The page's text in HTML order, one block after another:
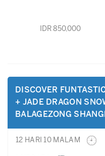
IDR 850,000
DISCOVER
+ JADE DRAGON
BALAGEZONG
12 HARI 10 MALAM